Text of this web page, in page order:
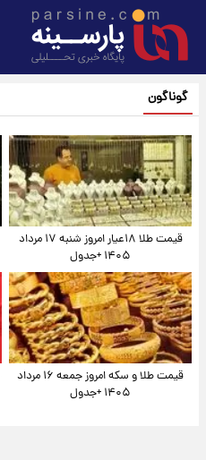
گوناگون
قیمت طلا ۱۸عیار امروز شنبه ۱۷ مرداد
۱۴۰۵ +جدول
قیمت طلا و سکه امروز جمعه ۱۶ مرداد
۱۴۰۵ +جدول